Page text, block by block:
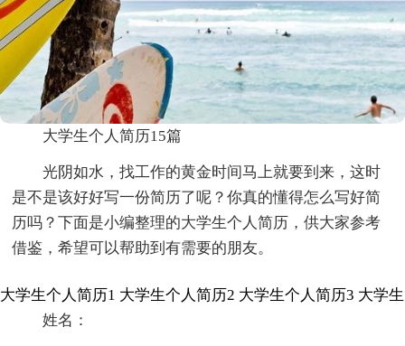
大学生个人简历15篇
光阴如水，找工作的黄金时间马上就要到来，这时
是不是该好好写一份简历了呢？你真的懂得怎么写好简
历吗？下面是小编整理的大学生个人简历，供大家参考
借鉴，希望可以帮助到有需要的朋友。
大学生个人简历1
姓名：
大学生个人简历2 大学生个人简历3 大学生